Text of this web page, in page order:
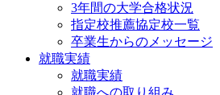
3年間の大学合格状況
指定校推薦協定校一覧
卒業生からのメッセージ
就職実績
就職実績
就職への取り組み